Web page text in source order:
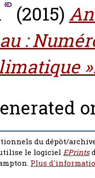
(2015)
:
du dépôt/
le logiciel EPrints
Plus